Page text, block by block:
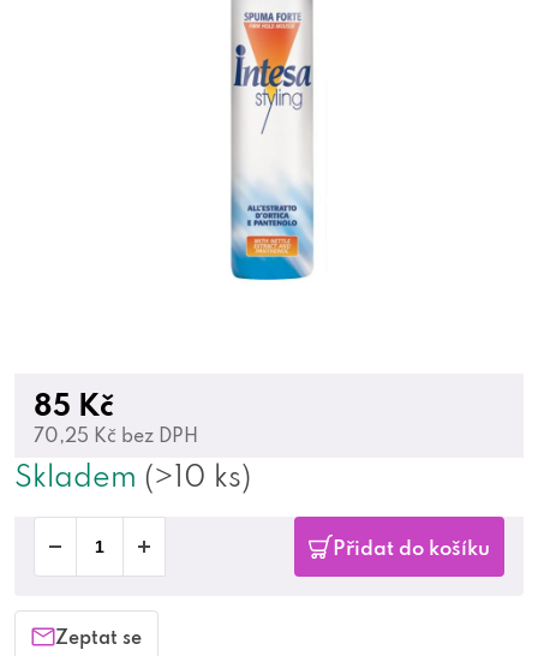
85 Kč
70,25 Kč bez DPH
Skladem (>10 ks)
Přidat do košíku
Zeptat se